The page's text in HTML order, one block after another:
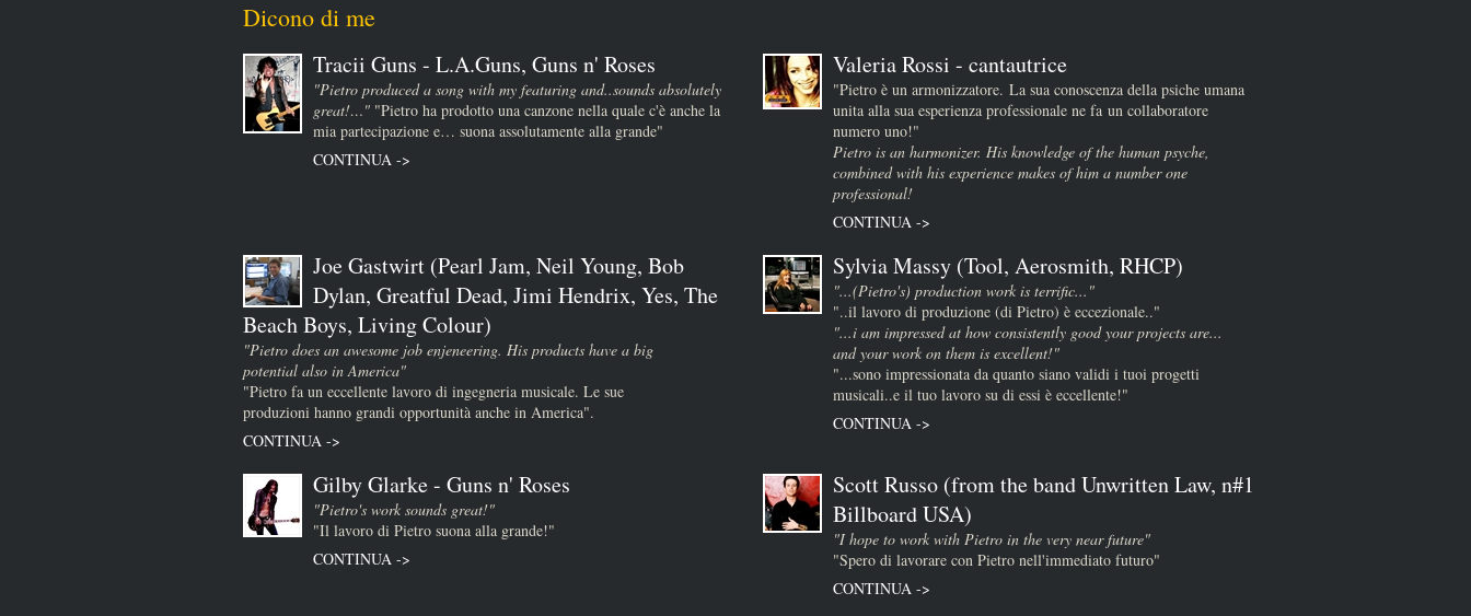
Dicono di me
Tracii Guns - L.A.Guns, Guns n' Roses
"Pietro produced a song with my featuring and..sounds absolutely
great!…" "Pietro ha prodotto una canzone nella quale c'è anche la
mia partecipazione e… suona assolutamente alla grande"
CONTINUA ->
Valeria Rossi - cantautrice
"Pietro è un armonizzatore. La sua conoscenza della psiche umana
unita alla sua esperienza professionale ne fa un collaboratore
numero uno!"
Pietro is an harmonizer. His knowledge of the human psyche,
combined with his experience makes of him a number one
professional!
CONTINUA ->
Joe Gastwirt (Pearl Jam, Neil Young, Bob
Dylan, Greatful Dead, Jimi Hendrix, Yes, The
Beach Boys, Living Colour)
"Pietro does an awesome job enjeneering. His products have a big
potential also in America"
"Pietro fa un eccellente lavoro di ingegneria musicale. Le sue
produzioni hanno grandi opportunità anche in America".
CONTINUA ->
Sylvia Massy (Tool, Aerosmith, RHCP)
"...(Pietro's) production work is terrific..."
"..il lavoro di produzione (di Pietro) è eccezionale.."
"...i am impressed at how consistently good your projects are...
and your work on them is excellent!"
"...sono impressionata da quanto siano validi i tuoi progetti
musicali..e il tuo lavoro su di essi è eccellente!"
CONTINUA ->
Gilby Glarke - Guns n' Roses
"Pietro's work sounds great!"
"Il lavoro di Pietro suona alla grande!"
CONTINUA ->
Scott Russo (from the band Unwritten Law, n#1
Billboard USA)
"I hope to work with Pietro in the very near future"
"Spero di lavorare con Pietro nell'immediato futuro"
CONTINUA ->